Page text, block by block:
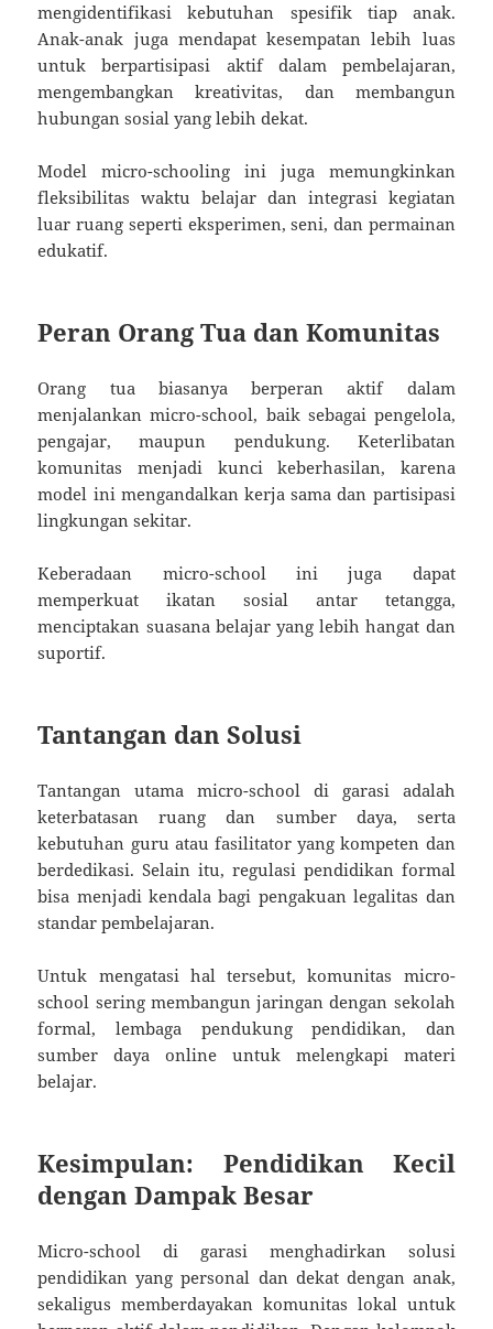
mengidentifikasi kebutuhan spesifik tiap anak.
Anak-anak juga mendapat kesempatan lebih luas
untuk berpartisipasi aktif dalam pembelajaran,
mengembangkan kreativitas, dan membangun
hubungan sosial yang lebih dekat.
Model micro-schooling ini juga memungkinkan
fleksibilitas waktu belajar dan integrasi kegiatan
luar ruang seperti eksperimen, seni, dan permainan
edukatif.
Peran Orang Tua dan Komunitas
Orang tua biasanya berperan aktif dalam
menjalankan micro-school, baik sebagai pengelola,
pengajar, maupun pendukung. Keterlibatan
komunitas menjadi kunci keberhasilan, karena
model ini mengandalkan kerja sama dan partisipasi
lingkungan sekitar.
Keberadaan micro-school ini juga dapat
memperkuat ikatan sosial antar tetangga,
menciptakan suasana belajar yang lebih hangat dan
suportif.
Tantangan dan Solusi
Tantangan utama micro-school di garasi adalah
keterbatasan ruang dan sumber daya, serta
kebutuhan guru atau fasilitator yang kompeten dan
berdedikasi. Selain itu, regulasi pendidikan formal
bisa menjadi kendala bagi pengakuan legalitas dan
standar pembelajaran.
Untuk mengatasi hal tersebut, komunitas micro-
school sering membangun jaringan dengan sekolah
formal, lembaga pendukung pendidikan, dan
sumber daya online untuk melengkapi materi
belajar.
Kesimpulan: Pendidikan Kecil
dengan Dampak Besar
Micro-school di garasi menghadirkan solusi
pendidikan yang personal dan dekat dengan anak,
sekaligus memberdayakan komunitas lokal untuk